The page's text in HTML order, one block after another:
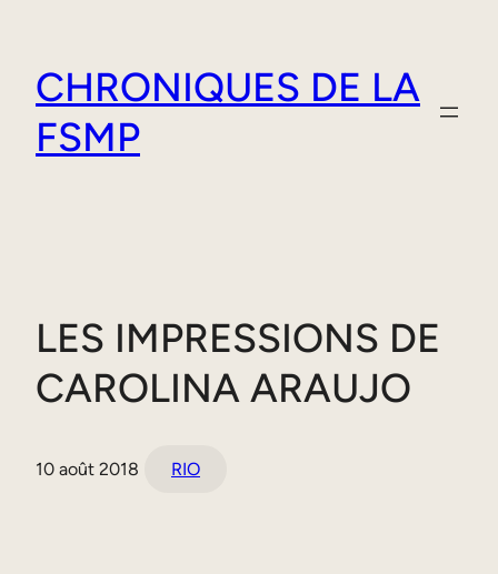
contenu
CHRONIQUES DE LA
FSMP
LES IMPRESSIONS DE
CAROLINA ARAUJO
10 août 2018 RIO